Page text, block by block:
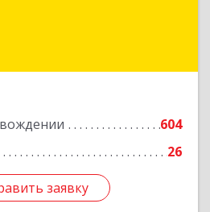
604
26
заявку
Респ, Якутск г, Чиряева
заявку